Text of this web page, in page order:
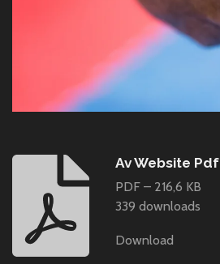
Av Website Pdf
PDF – 216,6 KB
339 downloads
Download